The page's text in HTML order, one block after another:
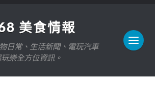
美食情報
日常、生活新聞、電玩汽車
樂全方位資訊。